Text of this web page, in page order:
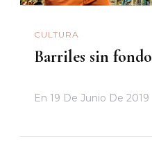
CULTURA
Barriles sin fondo
En 19 De Junio De 2019